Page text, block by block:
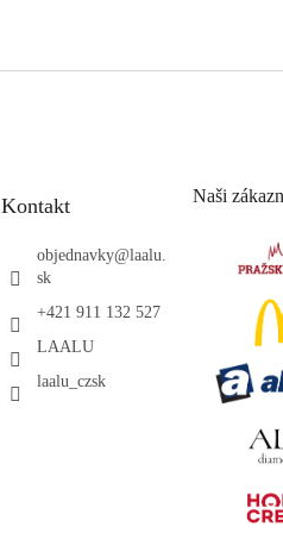
Kontakt
objednavky@laalu.
sk
+421 911 132 527
LAALU
laalu_czsk
Naši